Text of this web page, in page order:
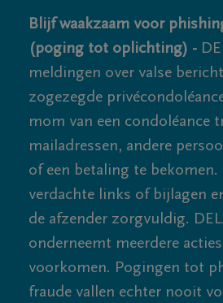
Blijf waakzaam voor
(poging tot oplichting) -
meldingen over valse
zogezegde
mom van een condoléance
mailadressen, andere
of een betaling te
verdachte links of bijlagen
de afzender zorgvuldig.
onderneemt meerdere
voorkomen. Pogingen tot
fraude vallen echter nooit